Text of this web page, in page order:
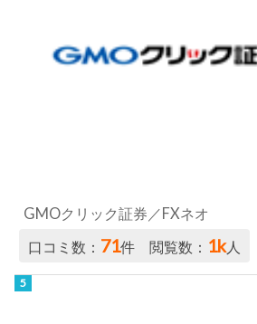
GMOクリック証券／FXネオ
口コミ数： 71件 閲覧数： 1k人